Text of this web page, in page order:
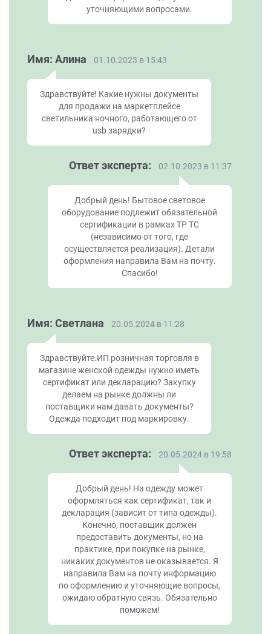
уточняющими вопросами.
Имя: Алина 01.10.2023 в 15:43
Здравствуйте! Какие нужны документы
для продажи на маркетплейсе
светильника ночного, работающего от
usb зарядки?
Ответ эксперта: 02.10.2023 в 11:37
Добрый день! Бытовое световое
оборудование подлежит обязательной
сертификации в рамках ТР ТС
(независимо от того, где
осуществляется реализация). Детали
оформления направила Вам на почту.
Спасибо!
Имя: Светлана 20.05.2024 в 11:28
Здравствуйте.ИП розничная торговля в
магазине женской одежды нужно иметь
сертификат или декларацию? Закупку
делаем на рынке должны ли
поставщики нам давать документы?
Одежда подходит под маркировку.
Ответ эксперта: 20.05.2024 в 19:58
Добрый день! На одежду может
оформляться как сертификат, так и
декларация (зависит от типа одежды).
Конечно, поставщик должен
предоставить документы, но на
практике, при покупке на рынке,
никаких документов не оказывается. Я
направила Вам на почту информацию
по оформлению и уточняющие вопросы,
ожидаю обратную связь. Обязательно
поможем!